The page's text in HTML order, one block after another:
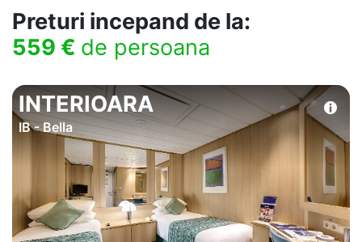
Preturi incepand de la:
559 € de persoana
INTERIOARA
IB - Bella